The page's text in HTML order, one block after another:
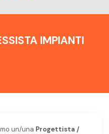
IMPIANTI
un/una Progettista /